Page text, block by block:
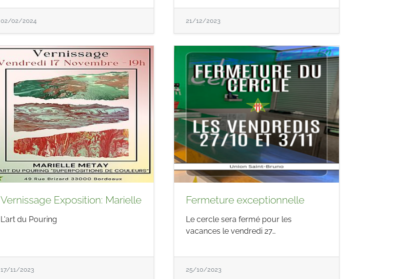
02/02/2024 21/12/2023
Vernissage Exposition: Marielle
L'art du Pouring
17/11/2023
Fermeture exceptionnelle
Le cercle sera fermé pour les
vacances le vendredi 27…
25/10/2023